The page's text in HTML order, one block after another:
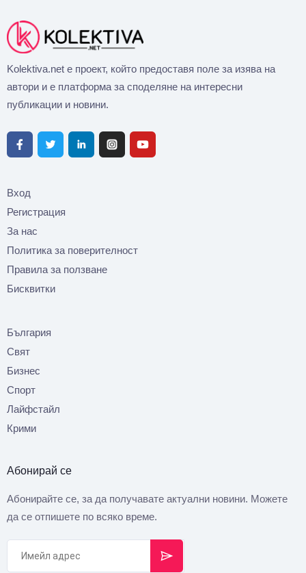
Kolektiva.net е проект, който предоставя поле за изява на
автори и е платформа за споделяне на интересни
публикации и новини.
Вход
Регистрация
За нас
Политика за поверителност
Правила за ползване
Бисквитки
България
Свят
Бизнес
Спорт
Лайфстайл
Крими
Абонирай се
Абонирайте се, за да получавате актуални новини. Можете
да се отпишете по всяко време.